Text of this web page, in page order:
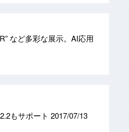
など多彩な展示。AI応用
もサポート 2017/07/13